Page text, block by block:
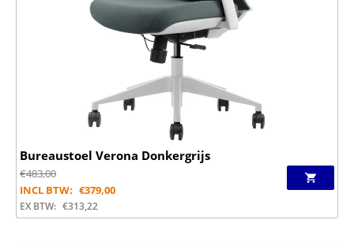
Bureaustoel Verona Donkergrijs
€483,00
INCL BTW: €379,00
EX BTW: €313,22